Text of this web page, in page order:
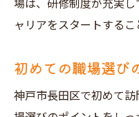
場は、研修制度が充実
ャリアをスタートするこ
初めての職場選び
神戸市長田区で初めて